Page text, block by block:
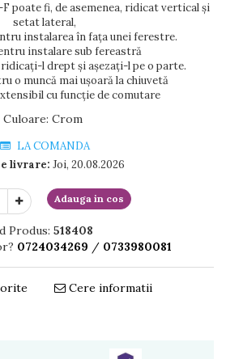
poate fi, de asemenea, ridicat vertical și
setat lateral,
instalarea în fața unei ferestre.
instalare sub fereastră
l drept și așezați-l pe o parte.
o muncă mai ușoară la chiuvetă
cu funcție de comutare
Culoare: Crom
LA COMANDA
livrare: Joi, 20.08.2026
Adauga in cos
Produs: 518408
0724034269 / 0733980081
Cere informatii